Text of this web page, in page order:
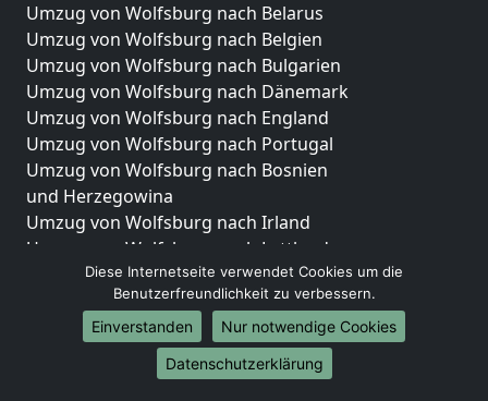
Umzug von Wolfsburg nach Belarus
Umzug von Wolfsburg nach Belgien
Umzug von Wolfsburg nach Bulgarien
Umzug von Wolfsburg nach Dänemark
Umzug von Wolfsburg nach England
Umzug von Wolfsburg nach Portugal
Umzug von Wolfsburg nach Bosnien
und Herzegowina
Umzug von Wolfsburg nach Irland
Umzug von Wolfsburg nach Lettland
Umzug von Wolfsburg nach Zypern
Umzug von Wolfsburg nach Kroatien
Umzug von Wolfsburg nach Estland
Umzug von Wolfsburg nach Finnland
Umzug von Wolfsburg nach Frankreich
Diese Internetseite verwendet Cookies um die
Benutzerfreundlichkeit zu verbessern.
Einverstanden
Nur notwendige Cookies
Datenschutzerklärung